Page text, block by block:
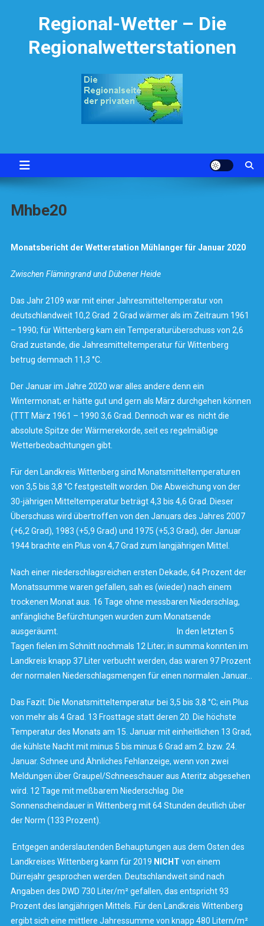
Regional-Wetter – Die
Regionalwetterstationen
Mhbe20
Monatsbericht der Wetterstation Mühlanger für Januar 2020
Zwischen Flämingrand und Dübener Heide
Das Jahr 2109 war mit einer Jahresmitteltemperatur von
deutschlandweit 10,2 Grad 2 Grad wärmer als im Zeitraum 1961
– 1990; für Wittenberg kam ein Temperaturüberschuss von 2,6
Grad zustande, die Jahresmitteltemperatur für Wittenberg
betrug demnach 11,3 °C.
Der Januar im Jahre 2020 war alles andere denn ein
Wintermonat; er hätte gut und gern als März durchgehen können
(TTT März 1961 – 1990 3,6 Grad. Dennoch war es nicht die
absolute Spitze der Wärmerekorde, seit es regelmäßige
Wetterbeobachtungen gibt.
Für den Landkreis Wittenberg sind Monatsmitteltemperaturen
von 3,5 bis 3,8 °C festgestellt worden. Die Abweichung von der
30-jährigen Mitteltemperatur beträgt 4,3 bis 4,6 Grad. Dieser
Überschuss wird übertroffen von den Januars des Jahres 2007
(+6,2 Grad), 1983 (+5,9 Grad) und 1975 (+5,3 Grad), der Januar
1944 brachte ein Plus von 4,7 Grad zum langjährigen Mittel.
Nach einer niederschlagsreichen ersten Dekade, 64 Prozent der
Monatssumme waren gefallen, sah es (wieder) nach einem
trockenen Monat aus. 16 Tage ohne messbaren Niederschlag,
anfängliche Befürchtungen wurden zum Monatsende
ausgeräumt. In den letzten 5
Tagen fielen im Schnitt nochmals 12 Liter; in summa konnten im
Landkreis knapp 37 Liter verbucht werden, das waren 97 Prozent
der normalen Niederschlagsmengen für einen normalen Januar…
Das Fazit: Die Monatsmitteltemperatur bei 3,5 bis 3,8 °C; ein Plus
von mehr als 4 Grad. 13 Frosttage statt deren 20. Die höchste
Temperatur des Monats am 15. Januar mit einheitlichen 13 Grad,
die kühlste Nacht mit minus 5 bis minus 6 Grad am 2. bzw. 24.
Januar. Schnee und Ähnliches Fehlanzeige, wenn von zwei
Meldungen über Graupel/Schneeschauer aus Ateritz abgesehen
wird. 12 Tage mit meßbarem Niederschlag. Die
Sonnenscheindauer in Wittenberg mit 64 Stunden deutlich über
der Norm (133 Prozent).
Entgegen anderslautenden Behauptungen aus dem Osten des
Landkreises Wittenberg kann für 2019 NICHT von einem
Dürrejahr gesprochen werden. Deutschlandweit sind nach
Angaben des DWD 730 Liter/m² gefallen, das entspricht 93
Prozent des langjährigen Mittels. Für den Landkreis Wittenberg
ergibt sich eine mittlere Jahressumme von knapp 480 Litern/m²